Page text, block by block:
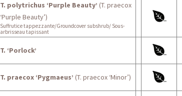
T. polytrichus ‘Purple Beauty’ (T. praecox
‘Purple Beauty’)
Suffrutice tappezzante/Groundcover subshrub/ Sous-
arbrisseau tapissant
T. ‘Porlock’
T. praecox ‘Pygmaeus’ (T. praecox ‘Minor’)